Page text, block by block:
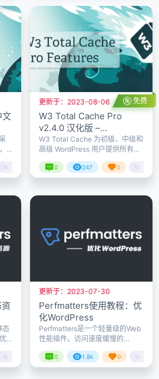
两种页面编辑器–前端和后端编辑
器，可以任意切换，更推荐后端
编辑器，因为它比前端编辑器更
易于使用。 WPBakery Page
Builder 简介 WPBakery页面构建
器具有50多个随时可…
文
性
WordPress教程
免费
更新于：2023-08-06
W3 Total Cache Pro
v2.4.0 汉化版 –
WordPress缓存插件
W3 Total Cache 为初级、中级和
高级 WordPress 用户提供所有必
要的工具，帮助您加速
WordPress 网站，以提升 SEO、
用户体验和搜索排名。适用于
赖。它是优化 WordPress 网站的
整体性能解决方案。 W3 Total …
0 247 0
赖胖子
态
WordPress教程
更新于：2023-07-30
Perfmatters使用教程：优
化WordPress
Perfmatters是一个轻量级的Web
性能插件。访问速度缓慢的
WordPress网站跳出率会很高，
转化率会很低，Perfmatters插件
旨在加快WordPress的网站速
0 1.8k 0
赖胖子